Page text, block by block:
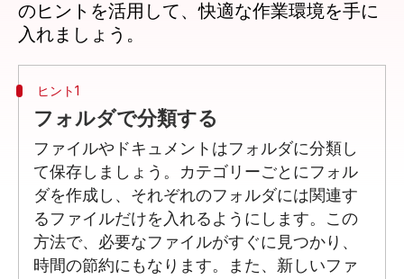
のヒントを活用して、快適な作業環境を手に
ヒント1
フォルダで分類する
ファイルやドキュメントはフォルダに分類し
て保存しましょう。カテゴリーごとにフォル
ダを作成し、それぞれのフォルダには関連す
るファイルだけを入れるようにします。この
方法で、必要なファイルがすぐに見つかり、
時間の節約にもなります。また、新しいファ